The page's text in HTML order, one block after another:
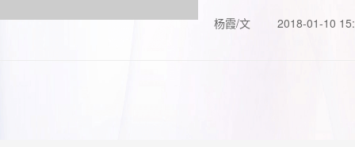
杨霞/文
2018-01-10